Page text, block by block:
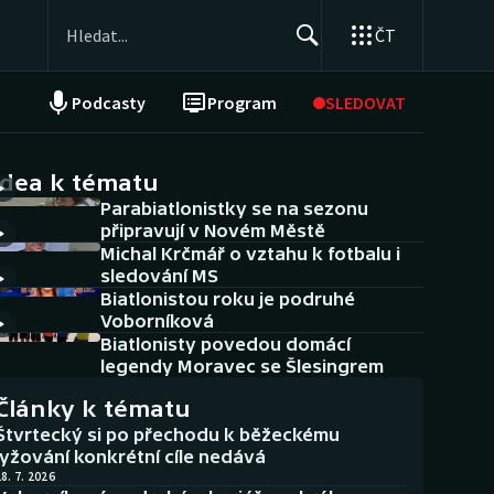
ČT
Podcasty Program SLEDOVAT
NEPŘEHLÉDNĚTE
Historické návraty
Aplikace ČT sport
AZ kvíz
k tématu
Parabiatlonistky se na sezonu
připravují v Novém Městě
Michal Krčmář o vztahu k fotbalu i
sledování MS
Biatlonistou roku je podruhé
Voborníková
Biatlonisty povedou domácí
legendy Moravec se Šlesingrem
k tématu
si po přechodu k běžeckému
konkrétní cíle nedává
7. 2026